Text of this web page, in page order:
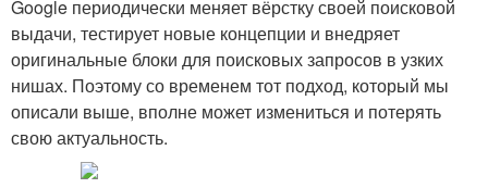
Google периодически меняет вёрстку своей поисковой
выдачи, тестирует новые концепции и внедряет
оригинальные блоки для поисковых запросов в узких
нишах. Поэтому со временем тот подход, который мы
описали выше, вполне может измениться и потерять
свою актуальность.